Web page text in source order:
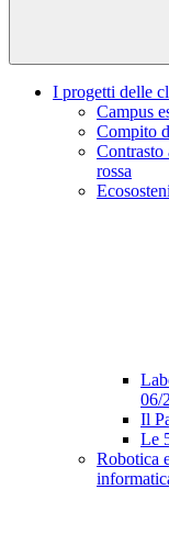
I progetti delle
Campus
Compito
Contrasto
rossa
06/
Il
Le
Robotica